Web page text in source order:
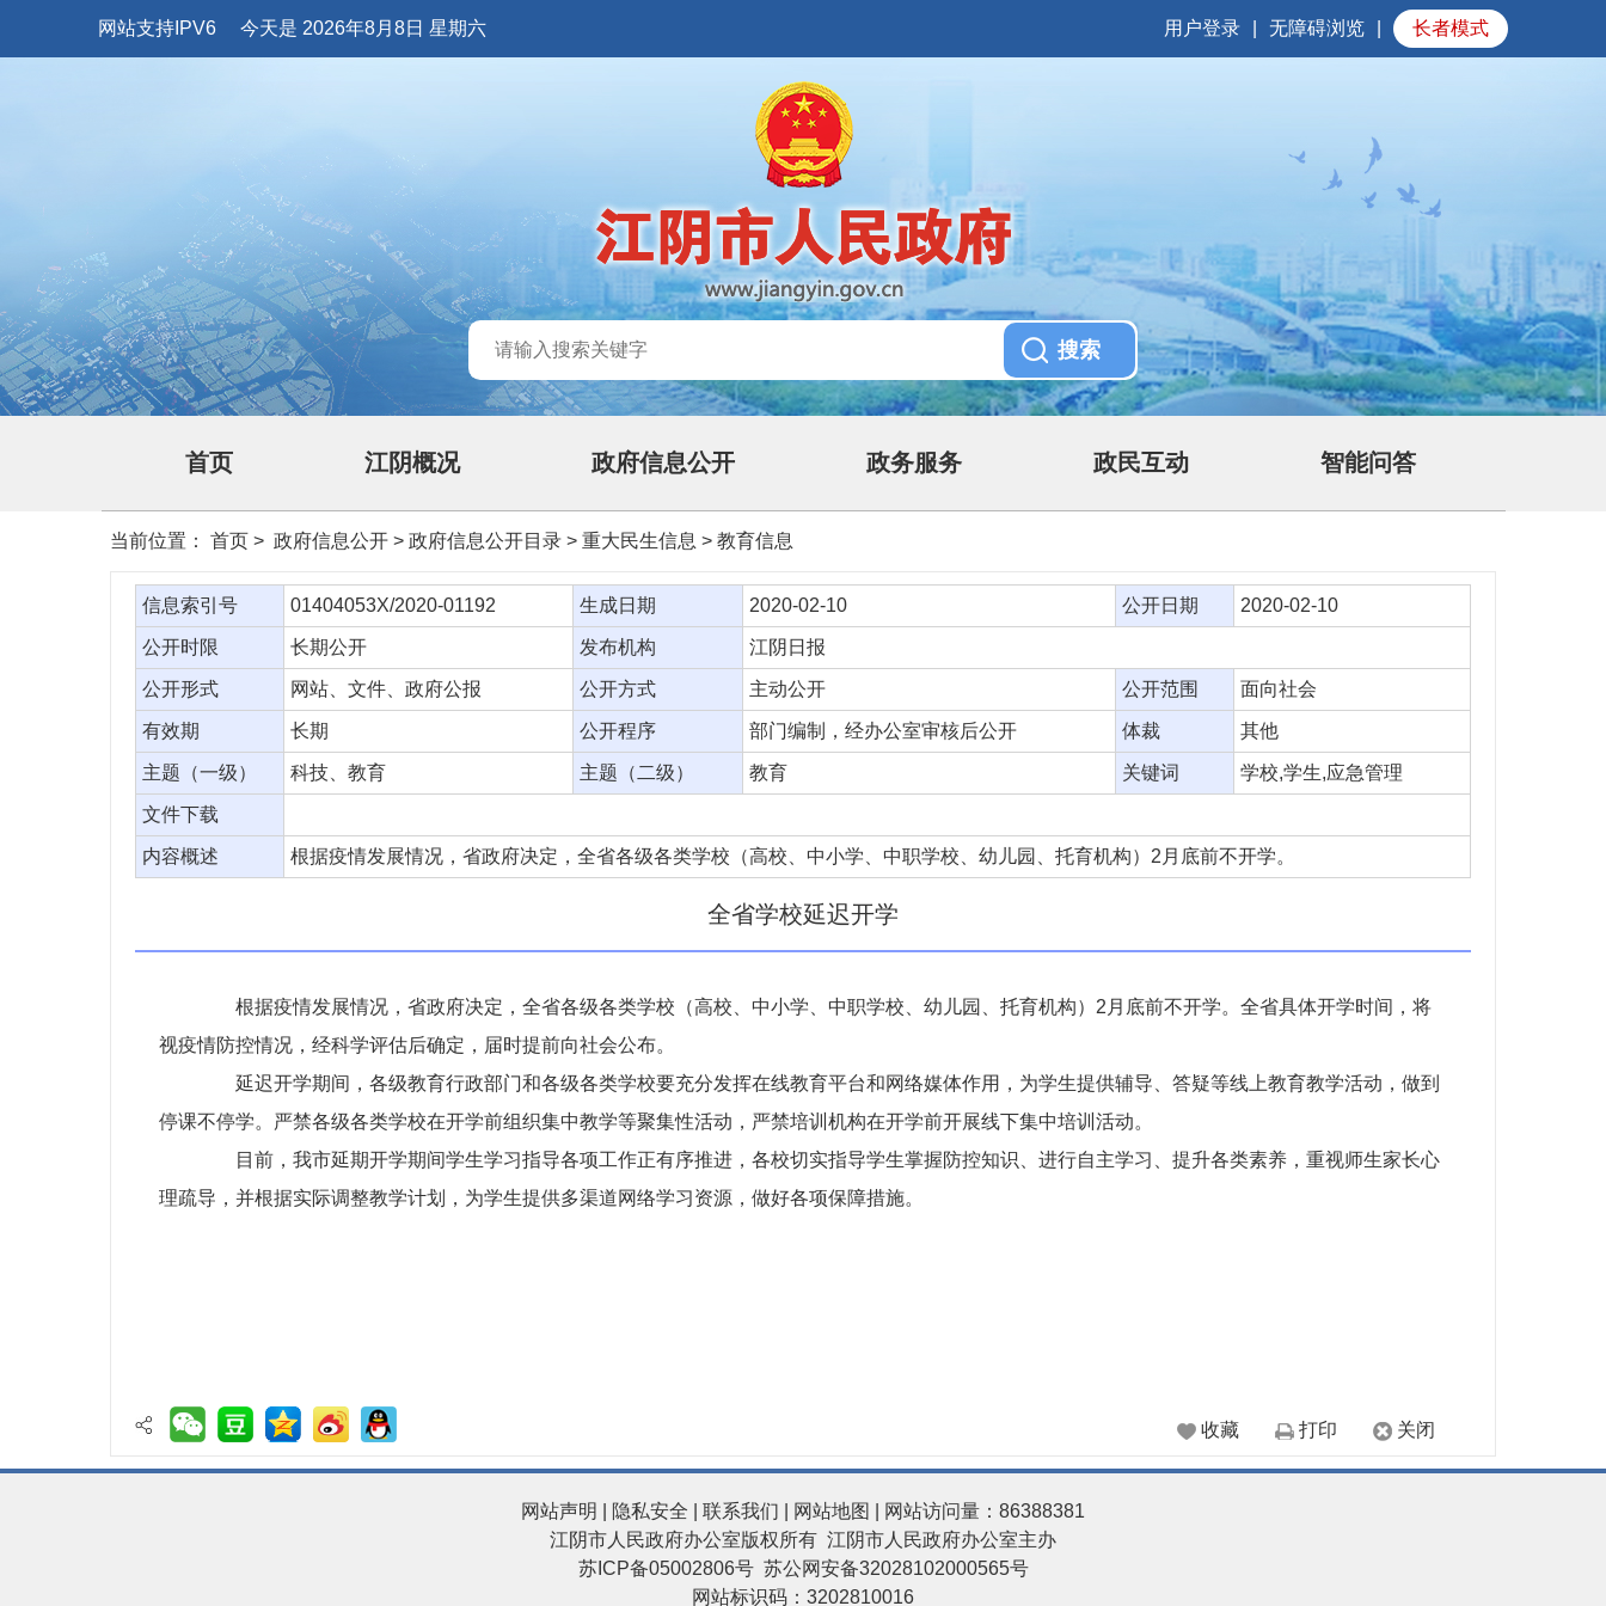
网站支持IPV6 今天是 2026年8月8日 星期六 用户登录 无障碍浏览 长者模式
首页 江阴概况 政府信息公开 政务服务 政民互动 智能问答
当前位置： 首页 > 政府信息公开 > 政府信息公开目录 > 重大民生信息 > 教育信息
信息索引号 01404053X/2020-01192 生成日期 2020-02-10 公开日期 2020-02-10
公开时限 长期公开 发布机构 江阴日报
公开形式 网站、文件、政府公报 公开方式 主动公开 公开范围 面向社会
有效期 长期 公开程序 部门编制，经办公室审核后公开 体裁 其他
主题（一级） 科技、教育 主题（二级） 教育 关键词 学校,学生,应急管理
文件下载
内容概述 根据疫情发展情况，省政府决定，全省各级各类学校（高校、中小学、中职学校、幼儿园、托育机构）2月底前不开学。
全省学校延迟开学
根据疫情发展情况，省政府决定，全省各级各类学校（高校、中小学、中职学校、幼儿园、托育机构）2月底前不开学。全省具体开学时间，将
视疫情防控情况，经科学评估后确定，届时提前向社会公布。
延迟开学期间，各级教育行政部门和各级各类学校要充分发挥在线教育平台和网络媒体作用，为学生提供辅导、答疑等线上教育教学活动，做到
停课不停学。严禁各级各类学校在开学前组织集中教学等聚集性活动，严禁培训机构在开学前开展线下集中培训活动。
目前，我市延期开学期间学生学习指导各项工作正有序推进，各校切实指导学生掌握防控知识、进行自主学习、提升各类素养，重视师生家长心
理疏导，并根据实际调整教学计划，为学生提供多渠道网络学习资源，做好各项保障措施。
收藏 打印 关闭
网站声明 隐私安全 联系我们 网站地图
| 网站访问量：86388381
江阴市人民政府办公室版权所有 江阴市人民政府办公室主办
苏ICP备05002806号 苏公网安备32028102000565号
网站标识码：3202810016